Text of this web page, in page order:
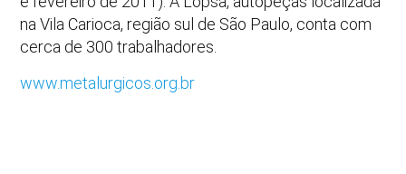
na Vila Carioca, região sul de São Paulo, conta com
cerca de 300 trabalhadores.
www.metalurgicos.org.br